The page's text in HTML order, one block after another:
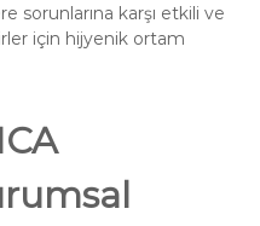
sorunlarına karşı etkili ve
için hijyenik ortam